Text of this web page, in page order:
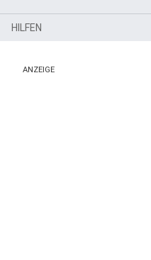
HILFEN
ANZEIGE